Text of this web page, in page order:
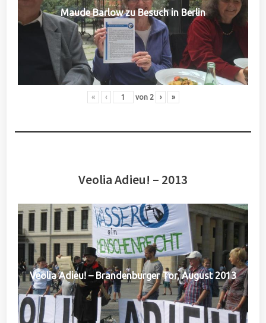
Maude Barlow zu Besuch in Berlin
« ‹ von 2 › »
Veolia Adieu! – 2013
Veolia Adieu! – Brandenburger Tor, August 2013